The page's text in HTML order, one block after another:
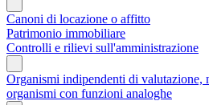
Canoni di locazione o affitto
Patrimonio immobiliare
Controlli e rilievi sull'amministrazione
Organismi indipendenti di valutazione,
organismi con funzioni analoghe